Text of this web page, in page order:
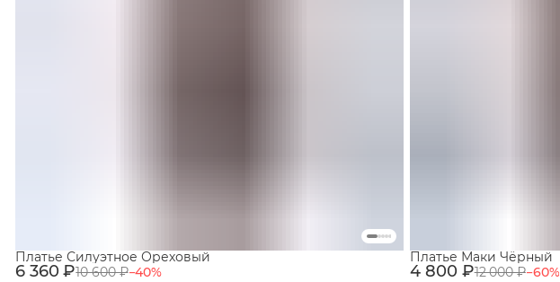
6 360 ₽10 600 ₽−40%
Платье Силуэтное Ореховый
4 800 ₽12 000 ₽−60%
Платье Маки Чёрный